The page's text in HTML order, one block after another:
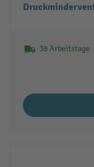
38 Arbeitstage